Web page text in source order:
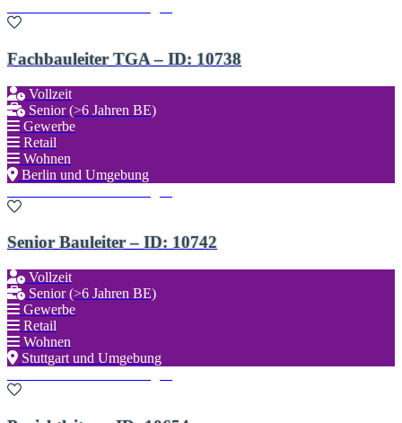
Fachbauleiter TGA – ID: 10738
Vollzeit
Senior (>6 Jahren BE)
Gewerbe
Retail
Wohnen
Berlin und Umgebung
Senior Bauleiter – ID: 10742
Vollzeit
Senior (>6 Jahren BE)
Gewerbe
Retail
Wohnen
Stuttgart und Umgebung